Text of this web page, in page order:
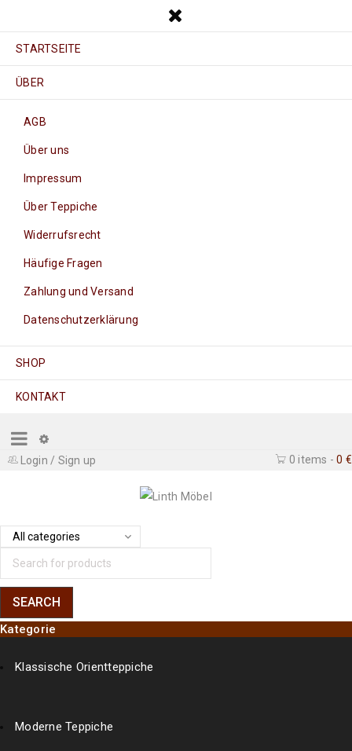
STARTSEITE
ÜBER
AGB
Über uns
Impressum
Über Teppiche
Widerrufsrecht
Häufige Fragen
Zahlung und Versand
Datenschutzerklärung
SHOP
KONTAKT
0 items - 0 €
Login / Sign up
Kategorie
Klassische Orientteppiche
Moderne Teppiche